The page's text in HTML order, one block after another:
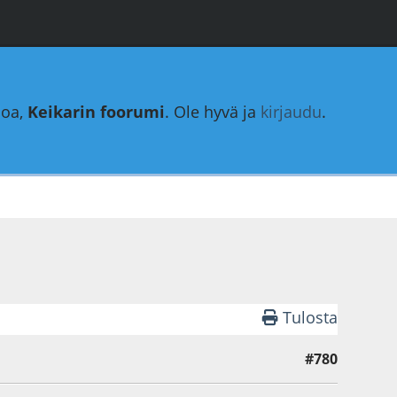
Keikarin foorumi. Ole hyvä ja kirjaudu.
Tulosta
#780